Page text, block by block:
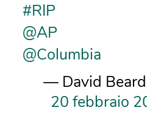
#RIP
@AP
@Columbia
— David
20 febbraio